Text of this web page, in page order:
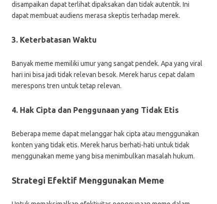
disampaikan dapat terlihat dipaksakan dan tidak autentik. Ini
dapat membuat audiens merasa skeptis terhadap merek.
3. Keterbatasan Waktu
Banyak meme memiliki umur yang sangat pendek. Apa yang viral
hari ini bisa jadi tidak relevan besok. Merek harus cepat dalam
merespons tren untuk tetap relevan.
4. Hak Cipta dan Penggunaan yang Tidak Etis
Beberapa meme dapat melanggar hak cipta atau menggunakan
konten yang tidak etis. Merek harus berhati-hati untuk tidak
menggunakan meme yang bisa menimbulkan masalah hukum.
Strategi Efektif Menggunakan Meme